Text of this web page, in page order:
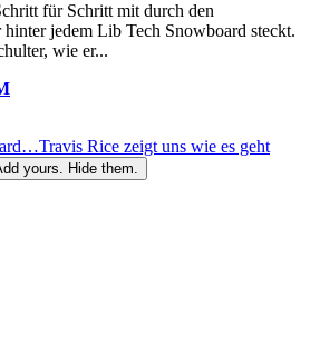
für Schritt mit durch den
hinter jedem Lib Tech Snowboard steckt.
wie er...
Rice zeigt uns wie es geht
yours. Hide them.